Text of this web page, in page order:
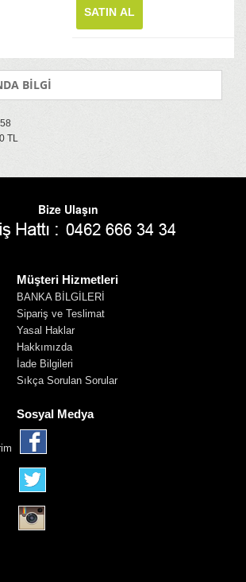
SATIN AL
BİLGİ
TL
Bize Ulaşın
Müşteri Hizmetleri
BANKA BİLGİLERİ
Sipariş ve Teslimat
Yasal Haklar
Hakkımızda
İade Bilgileri
Sıkça Sorulan Sorular
Sosyal Medya